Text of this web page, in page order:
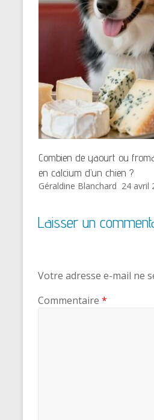
Combien de yaourt ou
en calcium d’un chien ?
Géraldine Blanchard 24 avril
Laisser un
Votre adresse e-mail ne
Commentaire *